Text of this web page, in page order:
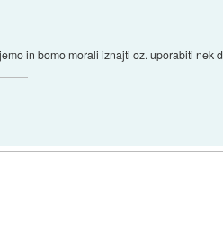
in bomo morali iznajti oz. uporabiti nek